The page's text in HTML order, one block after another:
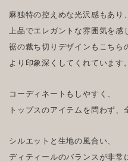
麻独特の控えめな光沢感もあり、
上品でエレガントな雰囲気を感
裾の裁ち切りデザインもこちら
より印象深くしてくれています。
コーディネートもしやすく、
トップスのアイテムを問わず、
シルエットと生地の風合い、
ディティールのバランスが非常